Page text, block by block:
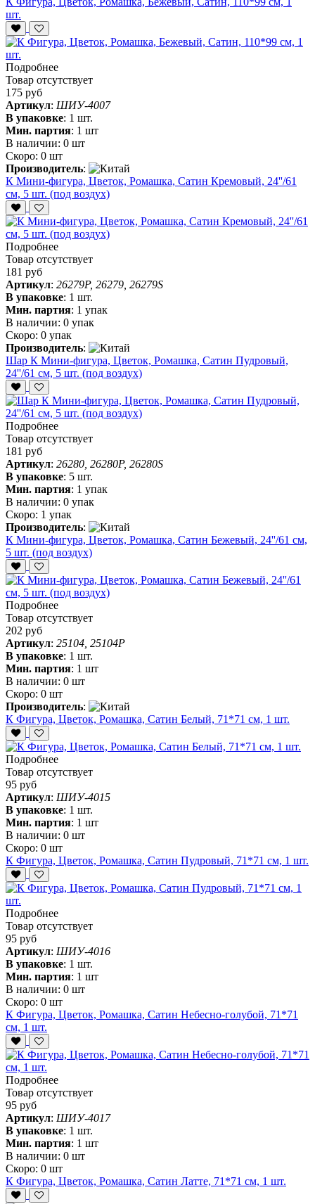
шт.
Подробнее
Товар отсутствует
175 руб
Артикул: ШИУ-4007
В упаковке: 1 шт.
Мин. партия: 1 шт
В наличии: 0 шт
Скоро: 0 шт
Производитель:
К Мини-фигура, Цветок, Ромашка, Сатин Кремовый, 24''/61
см, 5 шт. (под воздух)
Подробнее
Товар отсутствует
181 руб
Артикул: 26279P, 26279, 26279S
В упаковке: 1 шт.
Мин. партия: 1 упак
В наличии: 0 упак
Скоро: 0 упак
Производитель:
Шар К Мини-фигура, Цветок, Ромашка, Сатин Пудровый,
24''/61 см, 5 шт. (под воздух)
Подробнее
Товар отсутствует
181 руб
Артикул: 26280, 26280P, 26280S
В упаковке: 5 шт.
Мин. партия: 1 упак
В наличии: 0 упак
Скоро: 1 упак
Производитель:
К Мини-фигура, Цветок, Ромашка, Сатин Бежевый, 24''/61 см,
5 шт. (под воздух)
Подробнее
Товар отсутствует
202 руб
Артикул: 25104, 25104P
В упаковке: 1 шт.
Мин. партия: 1 шт
В наличии: 0 шт
Скоро: 0 шт
Производитель:
К Фигура, Цветок, Ромашка, Сатин Белый, 71*71 см, 1 шт.
Подробнее
Товар отсутствует
95 руб
Артикул: ШИУ-4015
В упаковке: 1 шт.
Мин. партия: 1 шт
В наличии: 0 шт
Скоро: 0 шт
К Фигура, Цветок, Ромашка, Сатин Пудровый, 71*71 см, 1 шт.
Подробнее
Товар отсутствует
95 руб
Артикул: ШИУ-4016
В упаковке: 1 шт.
Мин. партия: 1 шт
В наличии: 0 шт
Скоро: 0 шт
К Фигура, Цветок, Ромашка, Сатин Небесно-голубой, 71*71
см, 1 шт.
Подробнее
Товар отсутствует
95 руб
Артикул: ШИУ-4017
В упаковке: 1 шт.
Мин. партия: 1 шт
В наличии: 0 шт
Скоро: 0 шт
К Фигура, Цветок, Ромашка, Сатин Латте, 71*71 см, 1 шт.